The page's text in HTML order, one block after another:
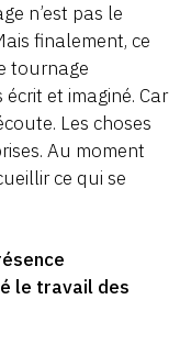
n’est pas le
finalement, ce
tournage
et imaginé. Car
Les choses
Au moment
ce qui se
le travail des